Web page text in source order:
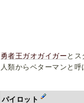
勇者王ガオガイガー とス
人類からベターマンと
パイロット